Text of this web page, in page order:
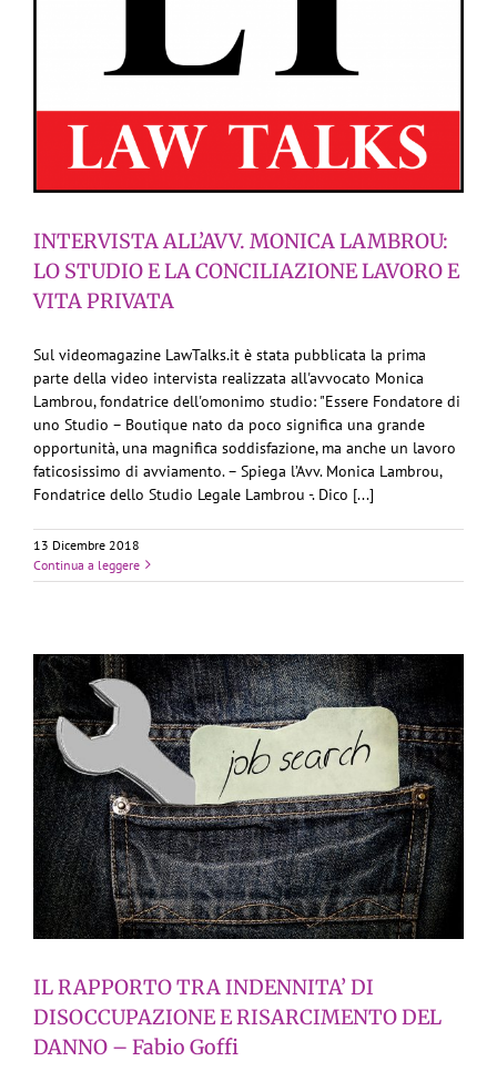
INTERVISTA ALL’AVV. MONICA LAMBROU:
LO STUDIO E LA CONCILIAZIONE LAVORO E
VITA PRIVATA
Sul videomagazine LawTalks.it è stata pubblicata la prima
parte della video intervista realizzata all'avvocato Monica
Lambrou, fondatrice dell'omonimo studio: "Essere Fondatore di
uno Studio – Boutique nato da poco significa una grande
opportunità, una magnifica soddisfazione, ma anche un lavoro
faticosissimo di avviamento. – Spiega l’Avv. Monica Lambrou,
Fondatrice dello Studio Legale Lambrou -. Dico [...]
13 Dicembre 2018
Continua a leggere
IL RAPPORTO TRA INDENNITA’ DI
DISOCCUPAZIONE E RISARCIMENTO DEL
DANNO – Fabio Goffi